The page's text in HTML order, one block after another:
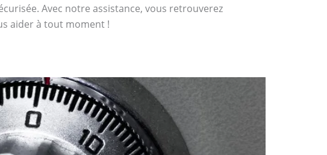
Avec notre assistance, vous retrouverez
aider à tout moment !